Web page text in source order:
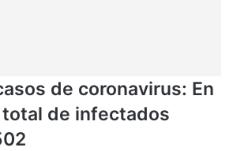
de coronavirus: En
de infectados